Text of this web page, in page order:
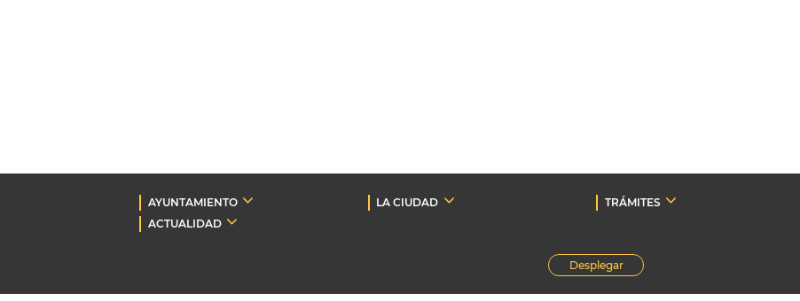
AYUNTAMIENTO LA CIUDAD TRÁMITES
ACTUALIDAD
Desplegar